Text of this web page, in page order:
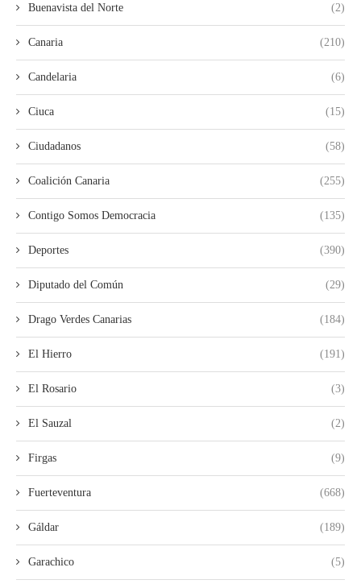
Buenavista del Norte (2)
Canaria (210)
Candelaria (6)
Ciuca (15)
Ciudadanos (58)
Coalición Canaria (255)
Contigo Somos Democracia (135)
Deportes (390)
Diputado del Común (29)
Drago Verdes Canarias (184)
El Hierro (191)
El Rosario (3)
El Sauzal (2)
Firgas (9)
Fuerteventura (668)
Gáldar (189)
Garachico (5)